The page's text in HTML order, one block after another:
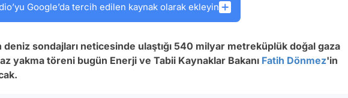
Google’da tercih edilen kaynak olarak ekleyin
sondajları neticesinde ulaştığı 540 milyar metreküplük doğal gaza
yakma töreni bugün Enerji ve Tabii Kaynaklar Bakanı Fatih Dönmez'in